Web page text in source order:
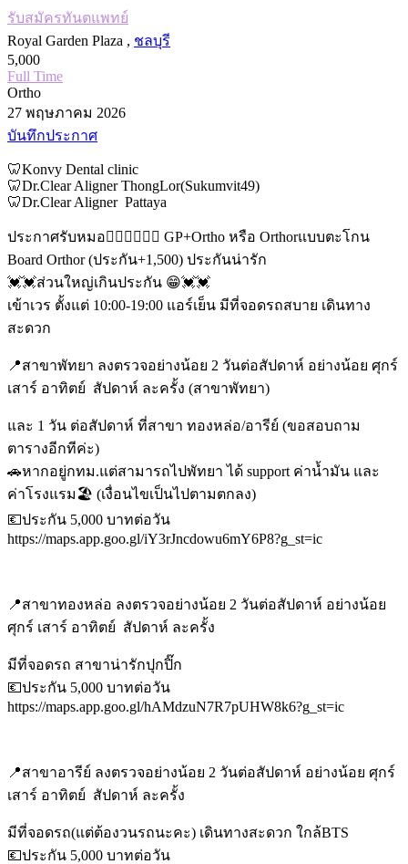
รับสมัครทันตแพทย์
Royal Garden Plaza , ชลบุรี
5,000
Full Time
Ortho
27 พฤษภาคม 2026
บันทึกประกาศ
🦷Konvy Dental clinic
🦷Dr.Clear Aligner ThongLor(Sukumvit49)
🦷Dr.Clear Aligner Pattaya
ประกาศรับหมอ👩🏻‍⚕️🧑🏻‍⚕️ GP+Ortho หรือ Orthorแบบตะโกน
Board Orthor (ประกัน+1,500) ประกันน่ารัก
💓💓ส่วนใหญ่เกินประกัน 😁💓💓
เข้าเวร ตั้งแต่ 10:00-19:00 แอร์เย็น มีที่จอดรถสบาย เดินทาง
สะดวก
📍สาขาพัทยา ลงตรวจอย่างน้อย 2 วันต่อสัปดาห์ อย่างน้อย ศุกร์
เสาร์ อาทิตย์ สัปดาห์ ละครั้ง (สาขาพัทยา)
และ 1 วัน ต่อสัปดาห์ ที่สาขา ทองหล่อ/อารีย์ (ขอสอบถาม
ตารางอีกทีค่ะ)
🚗หากอยู่กทม.แต่สามารถไปพัทยา ได้ support ค่าน้ำมัน และ
ค่าโรงแรม🏖️ (เงื่อนไขเป็นไปตามตกลง)
💶ประกัน 5,000 บาทต่อวัน
https://maps.app.goo.gl/iY3rJncdowu6mY6P8?g_st=ic
📍สาขาทองหล่อ ลงตรวจอย่างน้อย 2 วันต่อสัปดาห์ อย่างน้อย
ศุกร์ เสาร์ อาทิตย์ สัปดาห์ ละครั้ง
มีที่จอดรถ สาขาน่ารักปุกปิ๊ก
💶ประกัน 5,000 บาทต่อวัน
https://maps.app.goo.gl/hAMdzuN7R7pUHW8k6?g_st=ic
📍สาขาอารีย์ ลงตรวจอย่างน้อย 2 วันต่อสัปดาห์ อย่างน้อย ศุกร์
เสาร์ อาทิตย์ สัปดาห์ ละครั้ง
มีที่จอดรถ(แต่ต้องวนรถนะคะ) เดินทางสะดวก ใกล้BTS
💶ประกัน 5,000 บาทต่อวัน